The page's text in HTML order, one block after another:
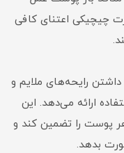
چیچیکی اعتنای کافی
داشتن رایحه‌های ملایم و
ارائه می‌دهد. این
پوست را تضمین کند و
بدهد.